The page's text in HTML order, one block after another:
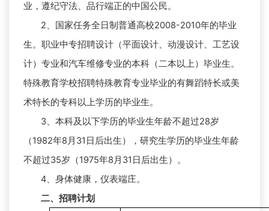
业，遵纪守法、品行端正的中国公民。
2、国家任务全日制普通高校2008-2010年的毕业
生。职业中专招聘设计（平面设计、动漫设计、工艺设
计）专业和汽车维修专业的本科（二本以上）毕业生。
特殊教育学校招聘特殊教育专业毕业的有舞蹈特长或美
术特长的专科以上学历的毕业生。
3、本科及以下学历的毕业生年龄不超过28岁
（1982年8月31日后出生），研究生学历的毕业生年龄
不超过35岁（1975年8月31日后出生）。
4、身体健康，仪表端庄。
二、招聘计划